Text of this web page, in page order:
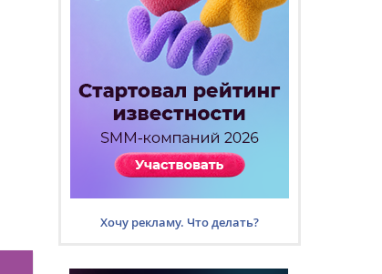
Хочу рекламу. Что делать?